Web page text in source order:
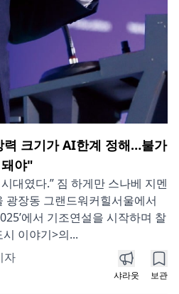
크기가 AI한계 정해…불가
야"
대였다.” 짐 하게만 스나베 지멘
광장동 그랜드워커힐서울에서
에서 기조연설을 시작하며 찰
이야기>의...
자
샤라웃 보관